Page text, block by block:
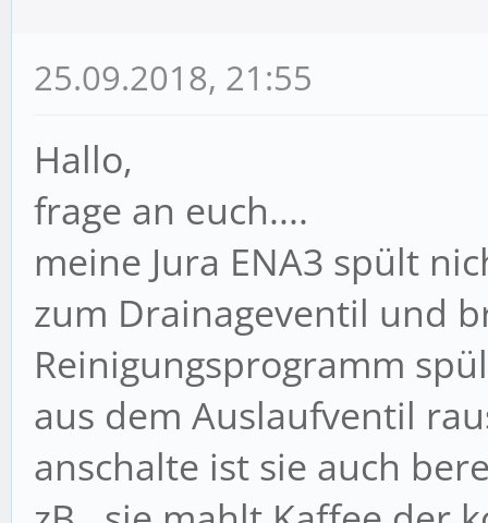
25.09.2018, 21:55
Hallo,
frage an euch....
meine Jura ENA3 spült
zum Drainageventil und
Reinigungsprogramm
aus dem Auslaufventil
anschalte ist sie auch